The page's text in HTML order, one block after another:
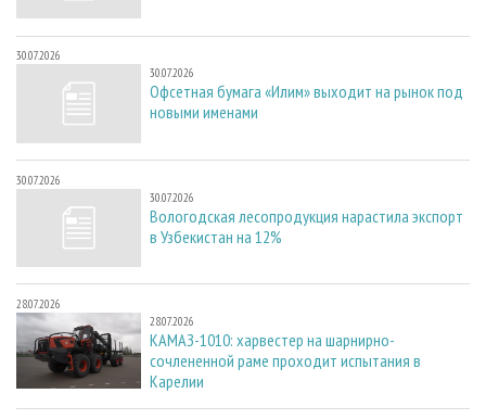
30.07.2026
30.07.2026
Офсетная бумага «Илим» выходит на рынок под
новыми именами
30.07.2026
30.07.2026
Вологодская лесопродукция нарастила экспорт
в Узбекистан на 12%
28.07.2026
28.07.2026
КАМАЗ-1010: харвестер на шарнирно-
сочлененной раме проходит испытания в
Карелии